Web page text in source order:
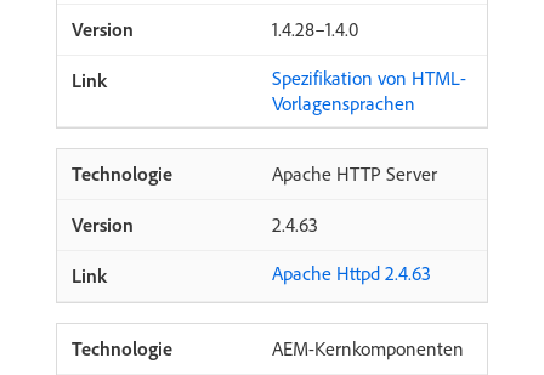
1.4.28–1.4.0
Spezifikation von HTML-
Vorlagensprachen
Apache HTTP Server
2.4.63
Apache Httpd 2.4.63
AEM-Kernkomponenten